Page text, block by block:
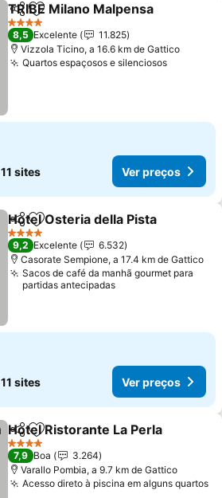
PartilharAdicionar aos favoritos
TRIBE Milano Malpensa
4 Estrelas
8,5 Excelente
11.825
Vizzola Ticino, a 16.6 km de Gattico
Quartos espaçosos e silenciosos
11 sites Ver preços
PartilharAdicionar aos favoritos
Hotel Osteria della Pista
4 Estrelas
9,2 Excelente
6.532
Casorate Sempione, a 17.4 km de Gattico
Sacos de café da manhã gourmet para
partidas antecipadas
11 sites Ver preços
PartilharAdicionar aos favoritos
Hotel Ristorante La Perla
4 Estrelas
7,9 Boa
3.264
Varallo Pombia, a 9.7 km de Gattico
Acesso direto à piscina em alguns quartos